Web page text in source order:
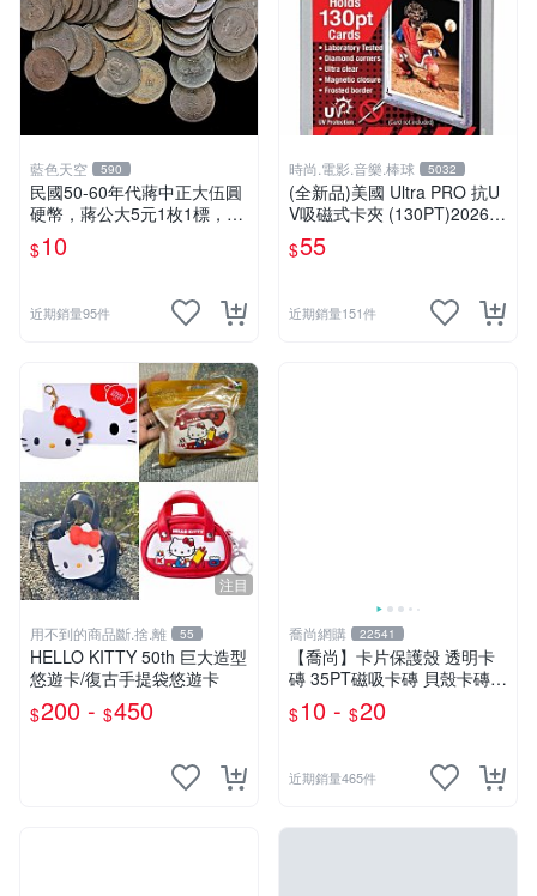
藍色天空 590
民國50-60年代蔣中正大伍圓
硬幣，蔣公大5元1枚1標，流
通品如圖，絕無差品
$10
近期銷量95件
時尚.電影.音樂.棒球 5032
(全新品)美國 Ultra PRO 抗U
V吸磁式卡夾 (130PT)2026/
3/12已再到貨
$55
近期銷量151件
注目
用不到的商品斷.捨.離 55
HELLO KITTY 50th 巨大造型
悠遊卡/復古手提袋悠遊卡
$200 - $450
喬尚網購 22541
【喬尚】卡片保護殼 透明卡
磚 35PT磁吸卡磚 貝殼卡磚
球員卡保護殼 卡磚展示架 寶
可夢 遊戲卡 球員卡
$10 - $20
近期銷量465件